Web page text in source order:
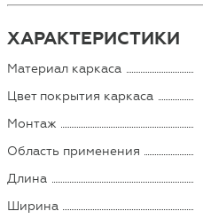
ХАРАКТЕРИСТИКИ
Материал каркаса
Цвет покрытия каркаса
Монтаж
Область применения
Длина
Ширина